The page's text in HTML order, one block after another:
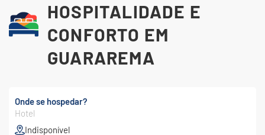
HOSPITALIDADE E
CONFORTO EM
GUARAREMA
Onde se hospedar?
Hotel
Indisponível